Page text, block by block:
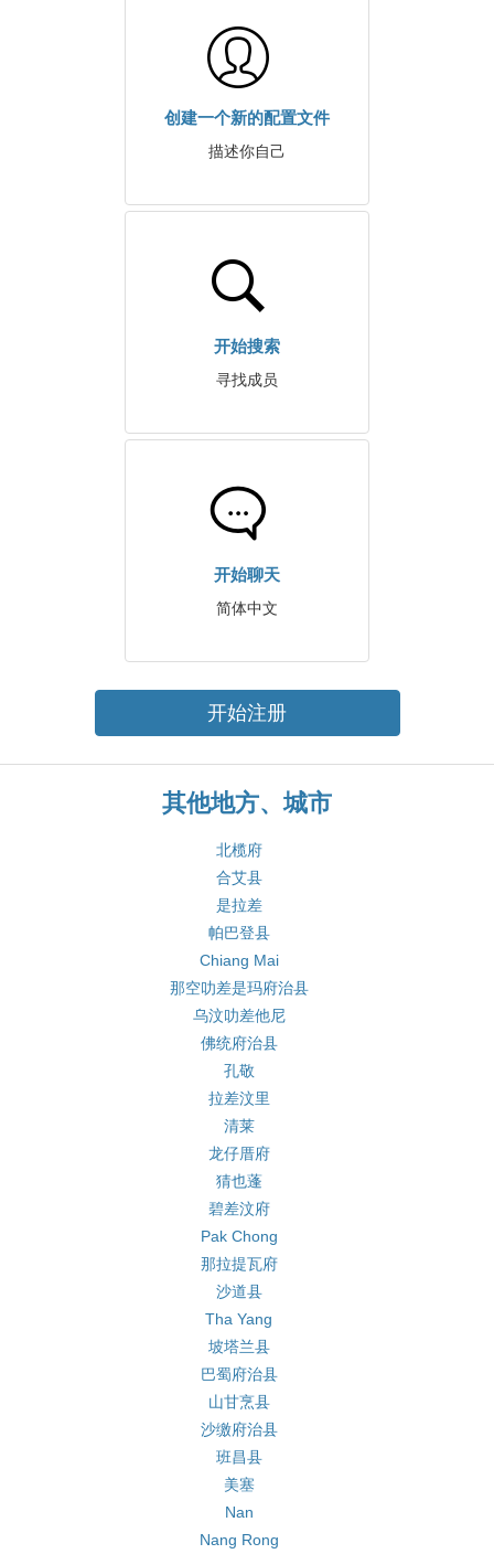
创建一个新的配置文件
描述你自己
开始搜索
寻找成员
开始聊天
简体中文
开始注册
其他地方、城市
北榄府
合艾县
是拉差
帕巴登县
Chiang Mai
那空叻差是玛府治县
乌汶叻差他尼
佛统府治县
孔敬
拉差汶里
清莱
龙仔厝府
猜也蓬
碧差汶府
Pak Chong
那拉提瓦府
沙道县
Tha Yang
坡塔兰县
巴蜀府治县
山甘烹县
沙缴府治县
班昌县
美塞
Nan
Nang Rong